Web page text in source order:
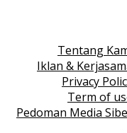
Tentang
Iklan &
Privacy
Term of
Pedoman Media